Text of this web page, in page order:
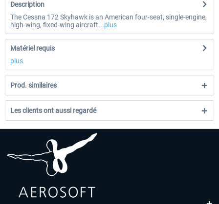
Description
The Cessna 172 Skyhawk is an American four-seat, single-engine,
high-wing, fixed-wing aircraft...plus
Matériel requis
plus
Prod. similaires
Les clients ont aussi regardé